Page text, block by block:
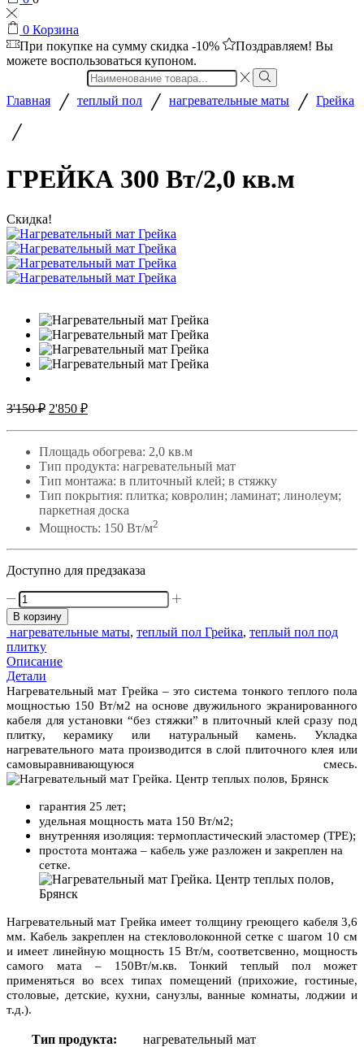
0 Корзина
При покупке на сумму скидка -10%
Поздравляем! Вы
можете воспользоваться купоном.
Search
input
Главная / теплый пол / нагревательные маты / Грейка
/
ГРЕЙКА 300 Вт/2,0 кв.м
Скидка!
3'150₽ Первоначальная
составляла
3'150 ₽.
2'850 ₽Текущая
Площадь обогрева: 2,0 кв.м
Тип продукта: нагревательный мат
Тип монтажа: в плиточный клей; в стяжку
Тип покрытия: плитка; ковролин; ламинат; линолеум;
паркетная доска
Мощность: 150 Вт/м2
Доступно для предзаказа
Количество
товара
ГРЕЙКА
300
Вт/2,0
кв.м
В корзину
нагревательные маты, теплый пол Грейка, теплый пол под
плитку
Описание
Детали
Нагревательный мат Грейка – это система тонкого теплого пола
мощностью 150 Вт/м2 на основе двужильного экранированного
кабеля для установки “без стяжки” в плиточный клей сразу под
плитку, керамику или натуральный камень. Укладка
нагревательного мата производится в слой плиточного клея или
самовыравнивающуюся смесь.
гарантия 25 лет;
удельная мощность мата 150 Вт/м2;
внутренняя изоляция: термопластический эластомер (TPE);
простота монтажа – кабель уже разложен и закреплен на
сетке.
Нагревательный мат Грейка имеет толщину греющего кабеля 3,6
мм. Кабель закреплен на стекловолоконной сетке с шагом 10 см
и имеет линейную мощность 15 Вт/м, соответсвенно, мощность
самого мата – 150Вт/м.кв. Тонкий теплый пол может
применяться во всех типах помещений (прихожие, гостиные,
столовые, детские, кухни, санузлы, ванные комнаты, лоджии и
т.д.).
Тип продукта: нагревательный мат